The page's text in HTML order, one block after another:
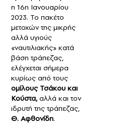
η 16η Ιανουαρίου
2023. Το πακέτο
μετοχών της μικρής
αλλά υγιούς
«ναυτιλιακής» κατά
βάση τράπεζας,
ελέγχεται σήμερα
κυρίως από τους
ομίλους Τσάκου και
Κούστα,αλλά και τον
ιδρυτή της τράπεζας,
Θ. Αφθονίδη.